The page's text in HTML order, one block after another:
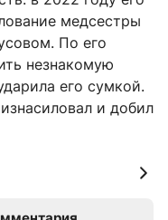
медсестры
По его
незнакомую
его сумкой.
и добил